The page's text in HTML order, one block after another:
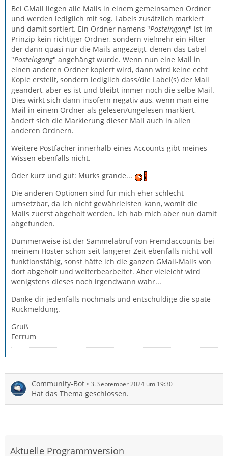
Bei GMail liegen alle Mails in einem gemeinsamen Ordner
und werden lediglich mit sog. Labels zusätzlich markiert
und damit sortiert. Ein Ordner namens "Posteingang" ist im
Prinzip kein richtiger Ordner, sondern vielmehr ein Filter
der dann quasi nur die Mails angezeigt, denen das Label
"Posteingang" angehängt wurde. Wenn nun eine Mail in
einen anderen Ordner kopiert wird, dann wird keine echt
Kopie erstellt, sondern lediglich dass/die Label(s) der Mail
geändert, aber es ist und bleibt immer noch die selbe Mail.
Dies wirkt sich dann insofern negativ aus, wenn man eine
Mail in einem Ordner als gelesen/ungelesen markiert,
ändert sich die Markierung dieser Mail auch in allen
anderen Ordnern.
Weitere Postfächer innerhalb eines Accounts gibt meines
Wissen ebenfalls nicht.
Oder kurz und gut: Murks grande...
Die anderen Optionen sind für mich eher schlecht
umsetzbar, da ich nicht gewährleisten kann, womit die
Mails zuerst abgeholt werden. Ich hab mich aber nun damit
abgefunden.
Dummerweise ist der Sammelabruf von Fremdaccounts bei
meinem Hoster schon seit längerer Zeit ebenfalls nicht voll
funktionsfähig, sonst hätte ich die ganzen GMail-Mails von
dort abgeholt und weiterbearbeitet. Aber vieleicht wird
wenigstens dieses noch irgendwann wahr...
Danke dir jedenfalls nochmals und entschuldige die späte
Rückmeldung.
Gruß
Ferrum
Community-Bot 3. September 2024 um 19:30
Hat das Thema geschlossen.
Aktuelle Programmversion